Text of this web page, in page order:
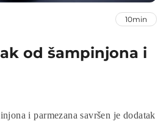
10min
od šampinjona i
i parmezana savršen je dodatak